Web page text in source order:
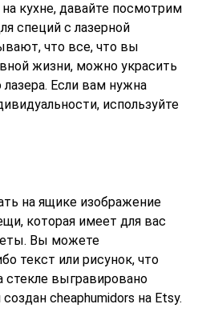
кухне, давайте посмотрим
специй с лазерной
что все, что вы
жизни, можно украсить
Если вам нужна
используйте
на ящике изображение
которая имеет для вас
Вы можете
текст или рисунок, что
стекле выгравировано
cheaphumidors на Etsy.